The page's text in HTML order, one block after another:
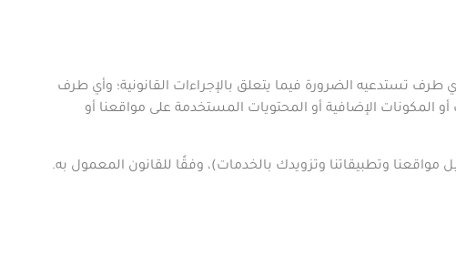
طرف تستدعيه الضرورة فيما يتعلق بالإجراءات القانونية؛ وأي طرف
المكونات الإضافية أو المحتويات المستخدمة على مواقعنا أو
وتطبيقاتنا وتزويدك بالخدمات)، وفقًا للقانون المعمول به.